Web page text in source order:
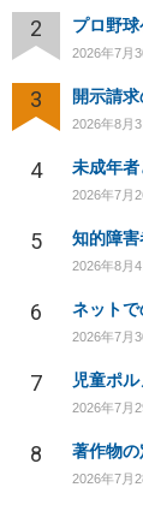
2 プロ野
2026年7月
3
2026年8月3
4 未成年
2026年7月
5
2026年8月4
6
2026年7月
7 児童ポ
2026年7月
8 著作物
2026年7月